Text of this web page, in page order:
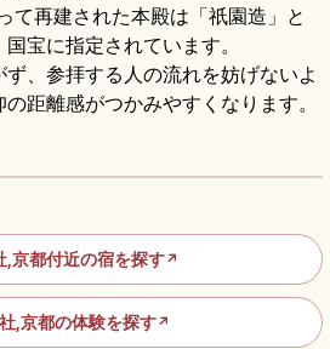
て再建された本殿は「祇園造」と
宝に指定されています。
、参拝する人の流れを妨げないよ
距離感がつかみやすくなります。
園の国宝本殿と祇園
,京都付近の宿を探す↗
,京都の体験を探す↗